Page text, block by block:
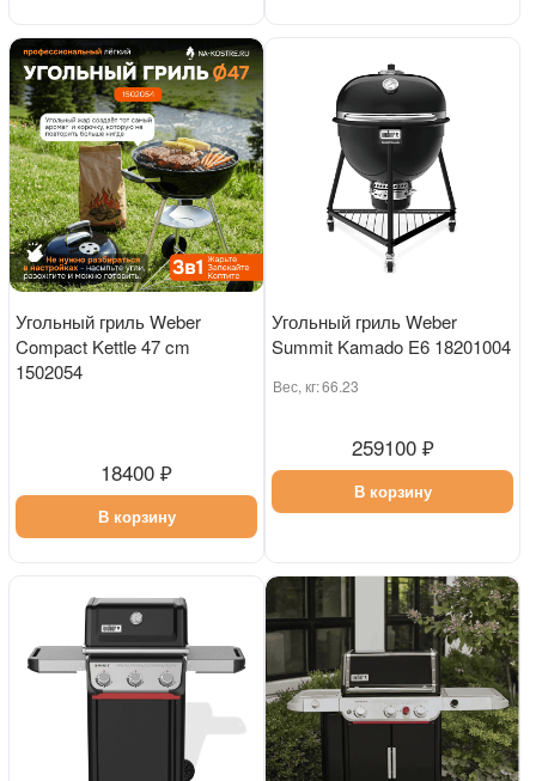
Угольный гриль Weber
Compact Kettle 47 cm
1502054
18400 ₽
В корзину
Угольный гриль Weber
Summit Kamado E6 18201004
Вес, кг:66.23
259100 ₽
В корзину